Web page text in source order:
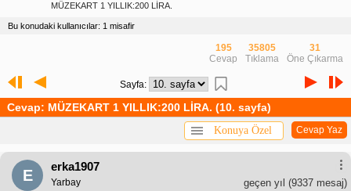
MÜZEKART 1 YILLIK:200 LİRA.
Bu konudaki kullanıcılar: 1 misafir
195
Cevap
35805
Tıklama
31
Öne Çıkarma
Sayfa:
Cevap: MÜZEKART 1 YILLIK:200 LİRA. (10. sayfa)
Cevap Yaz
Konuya Özel
E
erka1907
geçen yıl (9337 mesaj)
Yarbay